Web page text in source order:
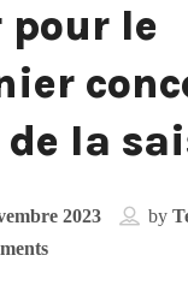
pour le
la
2023 by